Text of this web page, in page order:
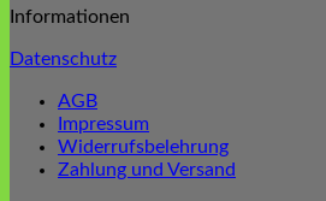
Informationen
Datenschutz
AGB
Impressum
Widerrufsbelehrung
Zahlung und Versand